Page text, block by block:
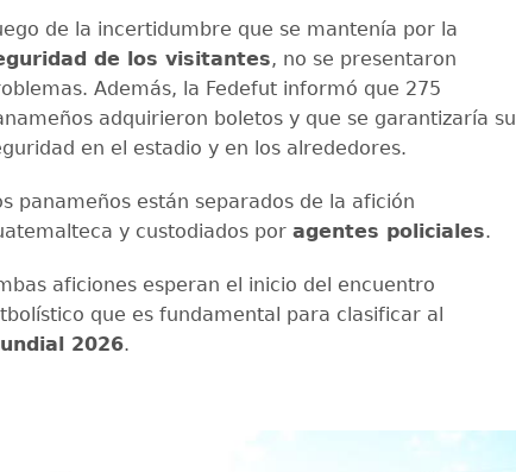
de la incertidumbre que se mantenía por la
de los visitantes, no se presentaron
Además, la Fedefut informó que 275
adquirieron boletos y que se garantizaría su
en el estadio y en los alrededores.
panameños están separados de la afición
y custodiados por agentes policiales.
aficiones esperan el inicio del encuentro
que es fundamental para clasificar al
2026.